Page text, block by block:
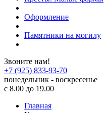
|
Оформление
|
Памятники на могилу
|
Звоните нам!
+7 (925) 833-93-70
понедельник - воскресенье
с 8.00 до 19.00
Главная